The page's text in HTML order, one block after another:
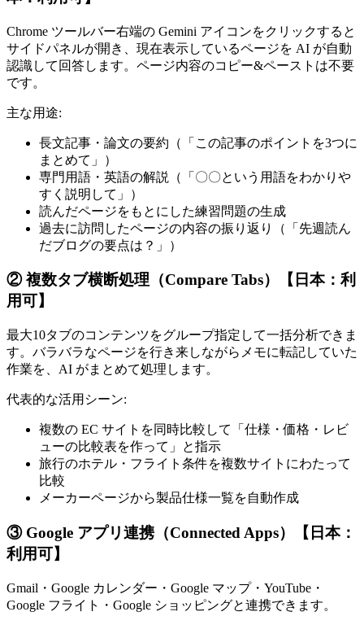
Chrome ツールバー右端の Gemini アイコンをクリックすると
サイドパネルが開き、現在表示しているページを AI が自動
認識して回答します。ページ内容のコピー&ペーストは不要
です。
主な用途:
長文記事・論文の要約（「この記事のポイントを3つに
まとめて」）
専門用語・英語の解説（「〇〇という用語をわかりや
すく説明して」）
読んだページをもとにした練習問題の生成
過去に訪問したページの内容の振り返り（「先週読ん
だブログの要点は？」）
② 複数タブ横断処理（Compare Tabs）【日本：利
用可】
最大10タブのコンテンツをグループ指定して一括分析できま
す。バラバラなページを行き来しながらメモに転記していた
作業を、AI がまとめて処理します。
代表的な活用シーン:
複数の EC サイトを同時比較して「仕様・価格・レビ
ューの比較表を作って」と指示
旅行のホテル・フライト条件を複数サイトにわたって
比較
メーカーページから製品仕様一覧を自動作成
③ Google アプリ連携（Connected Apps）【日本：
利用可】
Gmail・Google カレンダー・Google マップ・YouTube・
Google フライト・Google ショッピングと連携できます。